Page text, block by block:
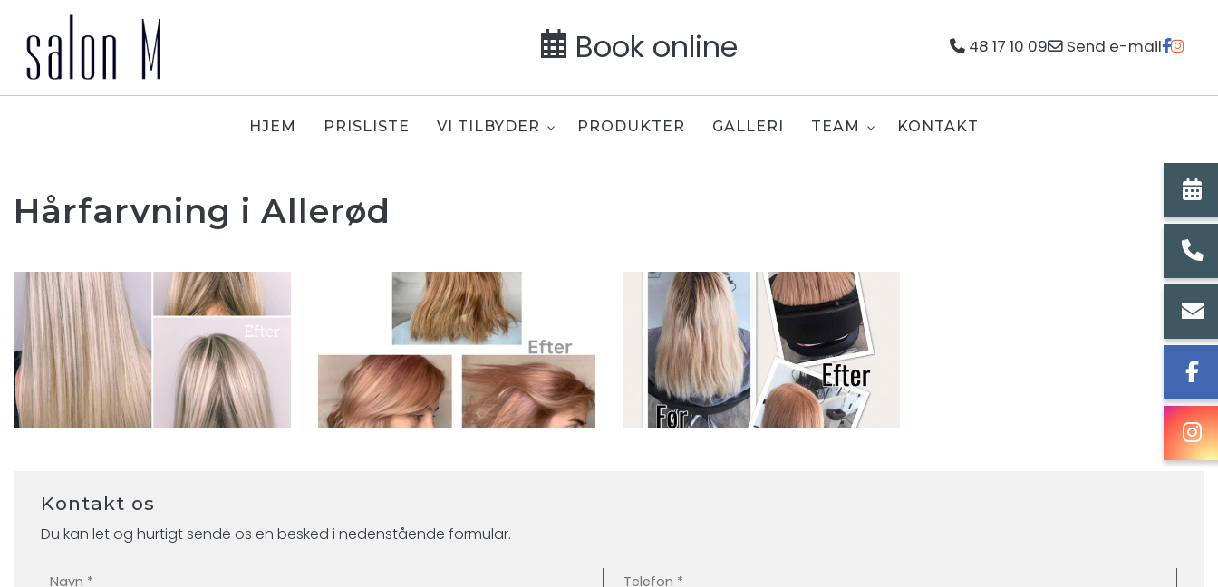
hovedindhold
Book online 48 17 10 09 Send e-mail
HJEM PRISLISTE VI TILBYDER PRODUKTER GALLERI TEAM KONTAKT
Hårfarvning i Allerød
Kontakt os
Du kan let og hurtigt sende os en besked i nedenstående formular.